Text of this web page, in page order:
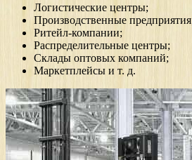
Логистические центры;
Производственные
Ритейл-компании;
Распределительные центры;
Склады оптовых компаний;
Маркетплейсы и т. д.